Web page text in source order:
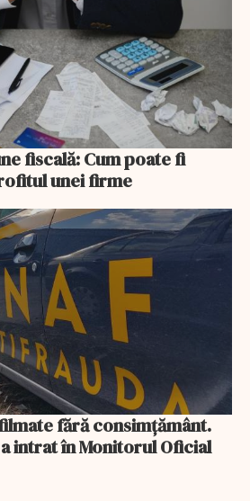
fiscală: Cum poate fi
unei firme
fără consimțământ.
intrat în Monitorul Oficial